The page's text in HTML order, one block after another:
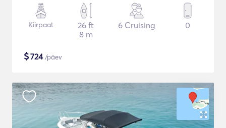
Kiirpaat
26 ft
8 m
6 Cruising 0
$724/päev